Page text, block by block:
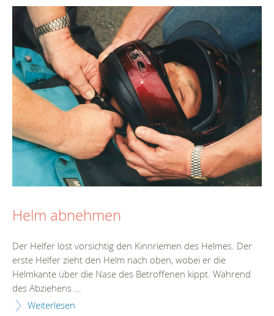
Helm abnehmen
Der Helfer löst vorsichtig den Kinnriemen des Helmes. Der
erste Helfer zieht den Helm nach oben, wobei er die
Helmkante über die Nase des Betroffenen kippt. Während
des Abziehens ...
Weiterlesen